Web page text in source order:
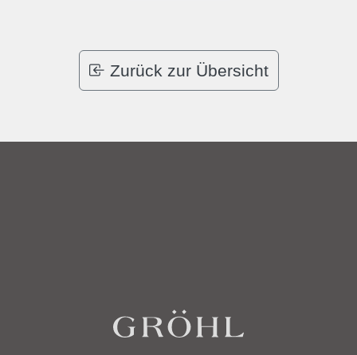
Zurück zur Übersicht